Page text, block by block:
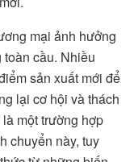
mại ảnh hưởng
cầu. Nhiều
sản xuất mới để
lại cơ hội và thách
một trường hợp
chuyển này, tuy